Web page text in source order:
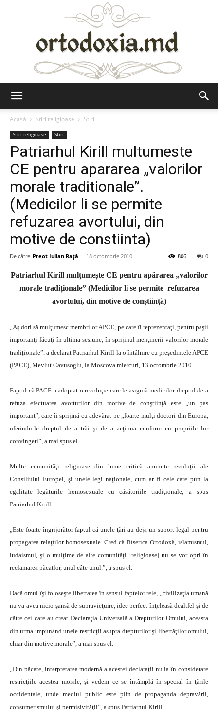
Acasă
Stiri religioase Stiri
Stiri religioase Stiri
Patriarhul Kirill multumeste
CE pentru apararea „valorilor
morale traditionale”.
(Medicilor li se permite
refuzarea avortului, din
motive de constiinta)
De către Preot Iulian Raţă - 18 octombrie 2010 0
806
Patriarhul Kirill mulțumește CE pentru apărarea „valorilor
morale tradiționale” (Medicilor li se permite refuzarea
avortului, din motive de conștiință)
„Aş dori să mulţumesc membrilor APCE, pe care îi reprezentaţi, pentru paşii
importanţi făcuţi în ultima sesiune, în sprijinul menţinerii valorilor morale
tradiţionale”, a declarat Patriarhul Kirill la o întâlnire cu preşedintele APCE
(PACE), Mevlut Cavusoglu, la Moscova miercuri, 13 octombrie 2010.
Faptul că PACE a adoptat o rezoluţie care le asigură medicilor dreptul de a
refuza efectuarea avorturilor din motive de conştiinţă este „un pas
important”, care îi sprijină cu adevărat pe „foarte mulţi doctori din Europa,
oferindu-le dreptul de a trăi şi de a acţiona conform cu propriile lor
convingeri”, a mai spus el.
Multe comunităţi religioase din lume critică anumite rezoluţii ale
Consiliului Europei, şi unele legi naţionale, cum ar fi cele care pun la
egalitate legăturile homosexuale cu căsătoriile tradiţionale, a spus
Patriarhul Kirill.
„Este foarte îngrijorător faptul că unele ţări au deja un suport legal pentru
propagarea relaţiilor homosexuale. Cred că Biserica Ortodoxă, islamismul,
iudaismul, şi o mulţime de alte comunităţi [religioase] nu se vor opri în
reclamarea păcatlor, unul câte unul.”, a spus el.
Dacă omul îşi foloseşte libertatea în sensul faptelor rele, „civilizaţia umană
nu va avea nicio şansă de supravieţuire, idee perfect înţeleasă dealtfel şi de
către cei care au creat Declaraţia Universală a Drepturilor Omului, aceasta
din urma impunând unele restricţii asupra drepturilor şi libertăţilor omului,
chiar din motive morale”, a mai spus el.
„Din păcate, interpretarea modernă a acestei declaraţii nu ia în considerare
restricţiile acestea morale, şi vedem ce se întâmplă în special în ţările
occidentale, unde mediul public este plin de propaganda depravării,
consumerismului şi permisivităţii”, a spus Patriarhul Kirill.